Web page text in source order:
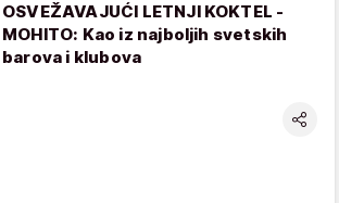
OSVEŽAVAJUĆI LETNJI KOKTEL -
MOHITO: Kao iz najboljih svetskih
barova i klubova